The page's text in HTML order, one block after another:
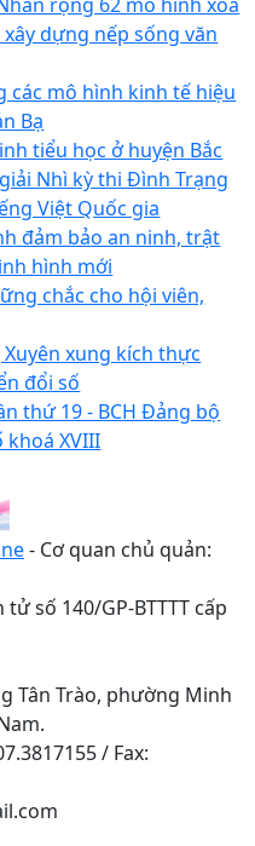
dựng nếp sống văn
các mô hình kinh tế hiệu
Bạ
tiểu học ở huyện Bắc
Nhì kỳ thi Đình Trạng
Việt Quốc gia
đảm bảo an ninh, trật
hình mới
chắc cho hội viên,
Xuyên xung kích thực
đổi số
thứ 19 - BCH Đảng bộ
XVIII
- Cơ quan chủ quản:
số 140/GP-BTTTT cấp
Tân Trào, phường Minh
/ Fax: